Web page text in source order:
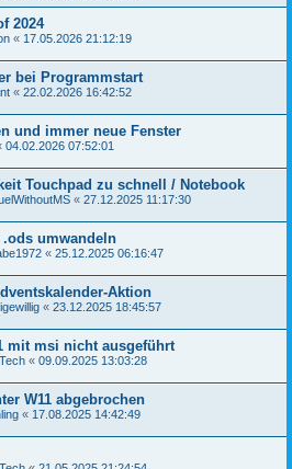
2024
« 17.05.2026 21:12:19
bei Programmstart
« 22.02.2026 16:42:52
und immer neue Fenster
04.02.2026 07:52:01
Touchpad zu schnell / Notebook
« 27.12.2025 11:17:30
umwandeln
« 25.12.2025 06:16:47
Aktion
« 23.12.2025 18:45:57
mit msi nicht ausgeführt
« 09.09.2025 13:03:28
W11 abgebrochen
« 17.08.2025 14:42:49